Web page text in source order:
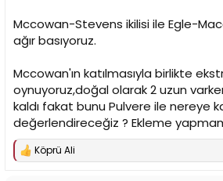
Mccowan-Stevens ikilisi ile Egle-
ağır basıyoruz.
Mccowan'ın katılmasıyla birlikte
oynuyoruz,doğal olarak 2 uzun
kaldı fakat bunu Pulvere ile nereye
değerlendireceğiz ? Ekleme
T
Köprü Ali